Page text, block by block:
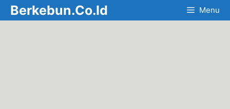
Skip
to
Berkebun.Co.Id Menu